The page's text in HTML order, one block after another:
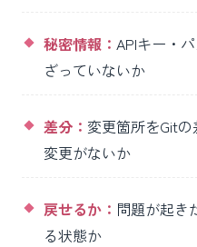
秘密情報： APIキー・
ざっていないか
差分： 変更箇所をGit
変更がないか
戻せるか： 問題が起き
る状態か